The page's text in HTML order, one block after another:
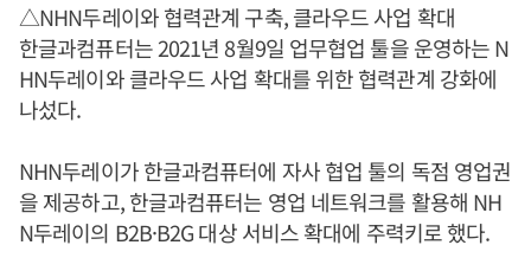
△NHN두레이와 협력관계 구축, 클라우드 사업 확대
한글과컴퓨터는 2021년 8월9일 업무협업 툴을 운영하는 N
HN두레이와 클라우드 사업 확대를 위한 협력관계 강화에
나섰다.
NHN두레이가 한글과컴퓨터에 자사 협업 툴의 독점 영업권
을 제공하고, 한글과컴퓨터는 영업 네트워크를 활용해 NH
N두레이의 B2B·B2G 대상 서비스 확대에 주력키로 했다.